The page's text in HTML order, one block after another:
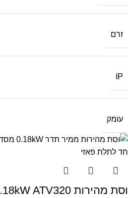
זרם
IP
עומק
וסת מהירות 0.18kW ATV320 חד לתלת